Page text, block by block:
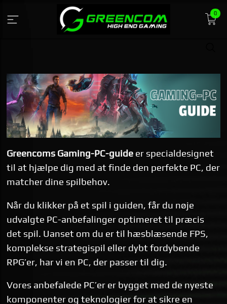
innehåll
0
Greencoms Gaming-PC-guide er specialdesignet
til at hjælpe dig med at finde den perfekte PC, der
matcher dine spilbehov.
Når du klikker på et spil i guiden, får du nøje
udvalgte PC-anbefalinger optimeret til præcis
det spil. Uanset om du er til hæsblæsende FPS,
komplekse strategispil eller dybt fordybende
RPG’er, har vi en PC, der passer til dig.
Vores anbefalede PC’er er bygget med de nyeste
komponenter og teknologier for at sikre en